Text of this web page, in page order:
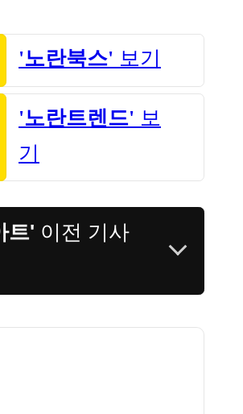
'노란북스' 보기
'노란트렌드' 보
기
트' 이전 기사